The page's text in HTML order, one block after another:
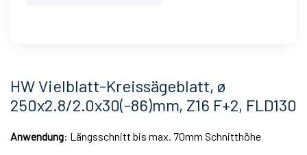
HW Vielblatt-Kreissägeblatt, ø
250x2.8/2.0x30(-86)mm, Z16 F+2, FLD130
Anwendung: Längsschnitt bis max. 70mm Schnitthöhe